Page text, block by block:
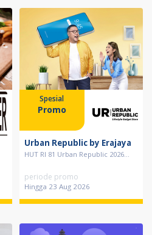
Spesial
Promo
Urban Republic by Erajaya
HUT RI 81 Urban Republic 2026...
periode promo
Hingga 23 Aug 2026